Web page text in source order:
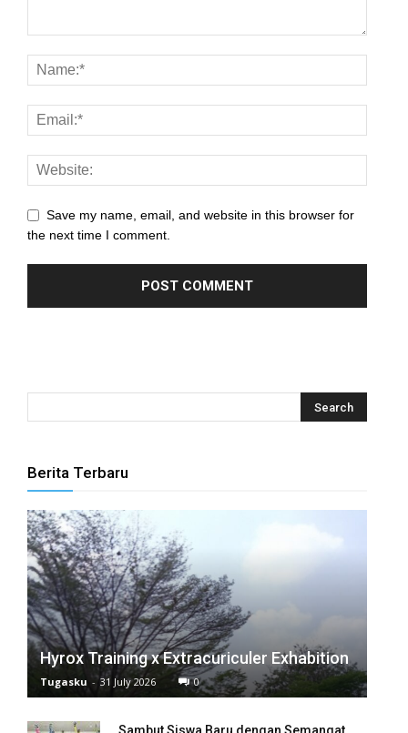
Save my name, email, and website in this browser for
the next time I comment.
Berita Terbaru
Hyrox Training x Extracuriculer Exhabition
Tugasku - 31 July 2026 0